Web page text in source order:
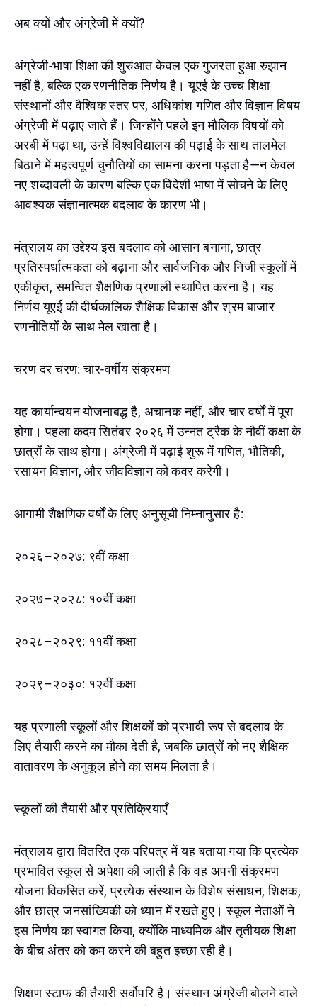
अब क्यों और अंग्रेजी में क्यों?
अंग्रेजी-भाषा शिक्षा की शुरुआत केवल एक गुजरता हुआ रुझान
नहीं है, बल्कि एक रणनीतिक निर्णय है। यूएई के उच्च शिक्षा
संस्थानों और वैश्विक स्तर पर, अधिकांश गणित और विज्ञान विषय
अंग्रेजी में पढ़ाए जाते हैं। जिन्होंने पहले इन मौलिक विषयों को
अरबी में पढ़ा था, उन्हें विश्वविद्यालय की पढ़ाई के साथ तालमेल
बिठाने में महत्वपूर्ण चुनौतियों का सामना करना पड़ता है—न केवल
नए शब्दावली के कारण बल्कि एक विदेशी भाषा में सोचने के लिए
आवश्यक संज्ञानात्मक बदलाव के कारण भी।
मंत्रालय का उद्देश्य इस बदलाव को आसान बनाना, छात्र
प्रतिस्पर्धात्मकता को बढ़ाना और सार्वजनिक और निजी स्कूलों में
एकीकृत, समन्वित शैक्षणिक प्रणाली स्थापित करना है। यह
निर्णय यूएई की दीर्घकालिक शैक्षिक विकास और श्रम बाजार
रणनीतियों के साथ मेल खाता है।
चरण दर चरण: चार-वर्षीय संक्रमण
यह कार्यान्वयन योजनाबद्ध है, अचानक नहीं, और चार वर्षों में पूरा
होगा। पहला कदम सितंबर २०२६ में उन्नत ट्रैक के नौवीं कक्षा के
छात्रों के साथ होगा। अंग्रेजी में पढ़ाई शुरू में गणित, भौतिकी,
रसायन विज्ञान, और जीवविज्ञान को कवर करेगी।
आगामी शैक्षणिक वर्षों के लिए अनुसूची निम्नानुसार है:
२०२६–२०२७: ९वीं कक्षा
२०२७–२०२८: १०वीं कक्षा
२०२८–२०२९: ११वीं कक्षा
२०२९–२०३०: १२वीं कक्षा
यह प्रणाली स्कूलों और शिक्षकों को प्रभावी रूप से बदलाव के
लिए तैयारी करने का मौका देती है, जबकि छात्रों को नए शैक्षिक
वातावरण के अनुकूल होने का समय मिलता है।
स्कूलों की तैयारी और प्रतिक्रियाएँ
मंत्रालय द्वारा वितरित एक परिपत्र में यह बताया गया कि प्रत्येक
प्रभावित स्कूल से अपेक्षा की जाती है कि वह अपनी संक्रमण
योजना विकसित करें, प्रत्येक संस्थान के विशेष संसाधन, शिक्षक,
और छात्र जनसांख्यिकी को ध्यान में रखते हुए। स्कूल नेताओं ने
इस निर्णय का स्वागत किया, क्योंकि माध्यमिक और तृतीयक शिक्षा
के बीच अंतर को कम करने की बहुत इच्छा रही है।
शिक्षण स्टाफ की तैयारी सर्वोपरि है। संस्थान अंग्रेजी बोलने वाले